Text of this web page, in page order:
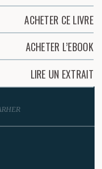
ACHETER CE LIVRE
ACHETER L’EBOOK
LIRE UN EXTRAIT